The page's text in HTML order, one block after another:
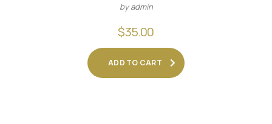
by admin
$35.00
ADD TO CART